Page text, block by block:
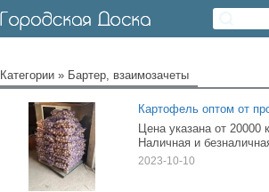
Категории » Бартер, взаимозачеты
Картофель оптом от
Цена указана от 20000
Наличная и
2023-10-10